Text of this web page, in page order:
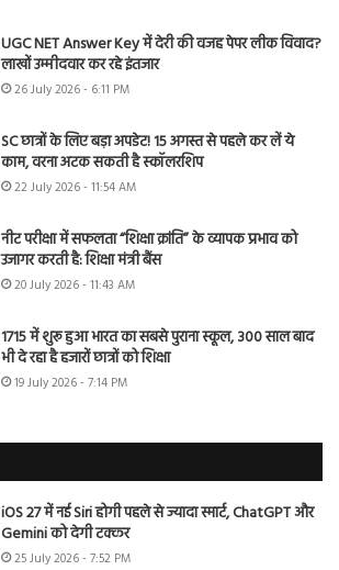
UGC NET Answer Key में देरी की वजह पेपर लीक विवाद?
लाखों उम्मीदवार कर रहे इंतजार
26 July 2026 - 6:11 PM
SC छात्रों के लिए बड़ा अपडेट! 15 अगस्त से पहले कर लें ये
काम, वरना अटक सकती है स्कॉलरशिप
22 July 2026 - 11:54 AM
नीट परीक्षा में सफलता “शिक्षा क्रांति” के व्यापक प्रभाव को
उजागर करती है: शिक्षा मंत्री बैंस
20 July 2026 - 11:43 AM
1715 में शुरू हुआ भारत का सबसे पुराना स्कूल, 300 साल बाद
भी दे रहा है हजारों छात्रों को शिक्षा
19 July 2026 - 7:14 PM
iOS 27 में नई Siri होगी पहले से ज्यादा स्मार्ट, ChatGPT और
Gemini को देगी टक्कर
25 July 2026 - 7:52 PM